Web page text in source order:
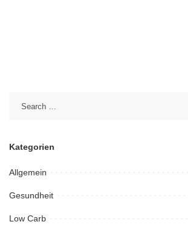
Kategorien
Allgemein
Gesundheit
Low Carb